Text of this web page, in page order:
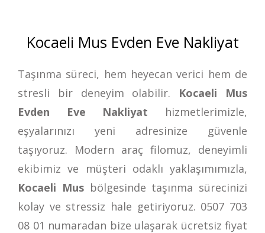
Kocaeli Mus Evden Eve Nakliyat
Taşınma süreci, hem heyecan verici hem de
stresli bir deneyim olabilir. Kocaeli Mus
Evden Eve Nakliyat hizmetlerimizle,
eşyalarınızı yeni adresinize güvenle
taşıyoruz. Modern araç filomuz, deneyimli
ekibimiz ve müşteri odaklı yaklaşımımızla,
Kocaeli Mus bölgesinde taşınma sürecinizi
kolay ve stressiz hale getiriyoruz. 0507 703
08 01 numaradan bize ulaşarak ücretsiz fiyat